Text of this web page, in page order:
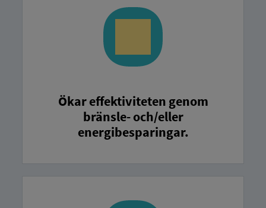
Ökar effektiviteten genom
bränsle- och/eller
energibesparingar.